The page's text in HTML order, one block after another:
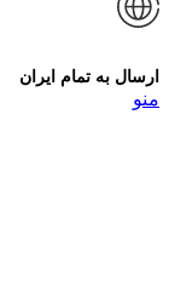
ارسال به تمام ایران
منو